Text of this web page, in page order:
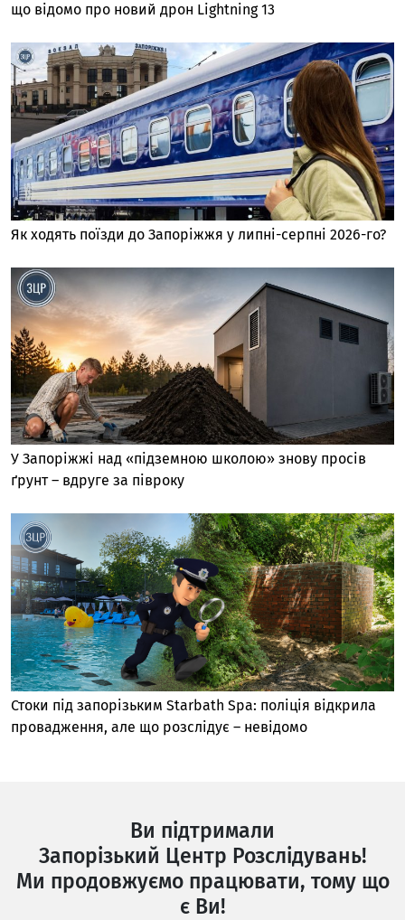
що відомо про новий дрон Lightning 13
Як ходять поїзди до Запоріжжя у липні-серпні 2026-го?
У Запоріжжі над «підземною школою» знову просів
ґрунт – вдруге за півроку
Стоки під запорізьким Starbath Spa: поліція відкрила
провадження, але що розслідує – невідомо
Ви підтримали
Запорізький Центр Розслідувань!
Ми продовжуємо працювати, тому що
є Ви!